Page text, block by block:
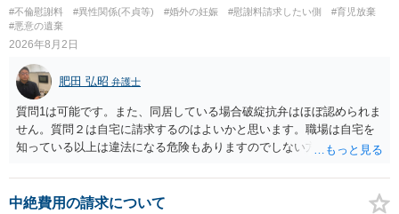
#不倫慰謝料 #異性関係(不貞等) #婚外の妊娠 #慰謝料請求したい側
#育児放棄
#悪意の遺棄
2026年8月2日
肥田 弘昭 弁護士
質問1は可能です。また、同居している場合破綻抗弁はほぼ認められま
せん。質問２は自宅に請求するのはよいかと思います。職場は自宅を
知っている以上は違法になる危険もありますのでしない方が良いで
かと思います。有責配偶者ですので相手方からの離婚は拒否しても仮
に訴訟されても法的に成立しません。質問５は認知すると養育費支払
中絶費用の請求について